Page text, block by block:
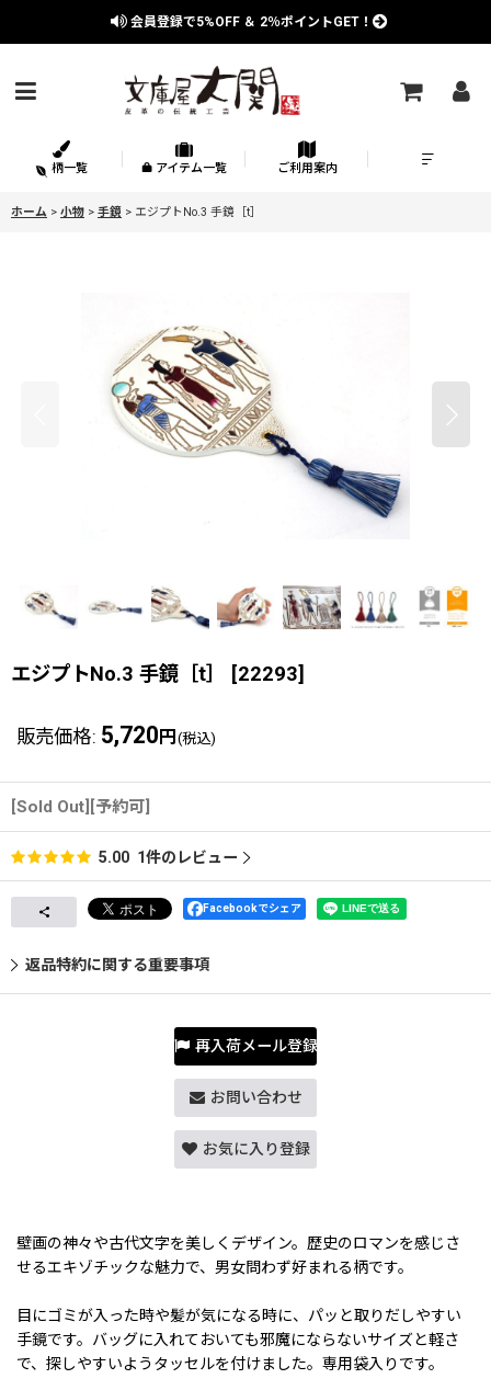
会員登録で5%OFF ＆ 2％ポイントGET！
柄一覧 アイテム一覧 ご利用案内
ホーム > 小物 > 手鏡 > エジプトNo.3 手鏡［t］
エジプトNo.3 手鏡［t］ [22293]
販売価格: 5,720 円 (税込)
[Sold Out][予約可]
5.00 1件のレビュー
Facebookでシェア
返品特約に関する重要事項
再入荷メール登録
お問い合わせ
お気に入り登録
壁画の神々や古代文字を美しくデザイン。歴史のロマンを感じさ
せるエキゾチックな魅力で、男女問わず好まれる柄です。
目にゴミが入った時や髪が気になる時に、パッと取りだしやすい
手鏡です。バッグに入れておいても邪魔にならないサイズと軽さ
で、探しやすいようタッセルを付けました。専用袋入りです。